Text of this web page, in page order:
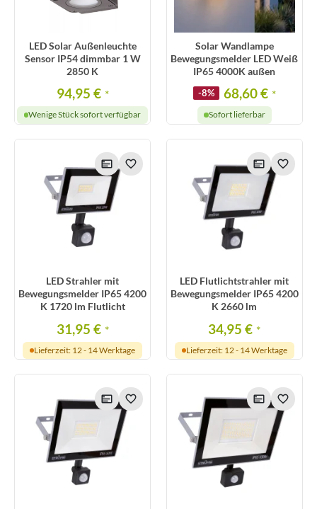
LED Solar Außenleuchte
Sensor IP54 dimmbar 1 W
2850 K
94,95 € *
Wenige Stück sofort verfügbar
Solar Wandlampe
Bewegungsmelder LED Weiß
IP65 4000K außen
-8% 68,60 € *
Sofort lieferbar
LED Strahler mit
Bewegungsmelder IP65 4200
K 1720 lm Flutlicht
31,95 € *
Lieferzeit: 12 - 14 Werktage
LED Flutlichtstrahler mit
Bewegungsmelder IP65 4200
K 2660 lm
34,95 € *
Lieferzeit: 12 - 14 Werktage